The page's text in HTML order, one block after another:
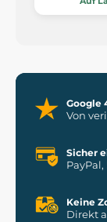
Google
Von
Sicher
Keine
Direkt